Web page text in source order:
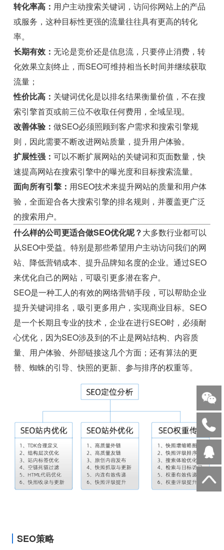
转化率高： 用户主动搜索关键词，访问你网站上的产品
或服务，这种目标性更强的流量往往具有更高的转化
率。
长期有效：无论是竞价还是信息流，只要停止消费，转
化效果立刻终止，而SEO可维持相当长时间并继续获取
流量；
性价比高： 关键词优化是以排名结果衡量价值，不在搜
索引擎首页或前三位不收取任何费用，全域呈现。
改善体验：做SEO必须照顾到客户需求和搜索引擎规
则，因此需要不断改进网站质量，提升用户体验。
扩展性强：可以不断扩展网站的关键词和页面数量，快
速提高网站在搜索引擎中的曝光度和目标搜索流量。
面向所有引擎： 用SEO技术来提升网站的质量和用户体
验，全面迎合各大搜索引擎的排名规则，并覆盖更广泛
的搜索用户。
什么样的公司更适合做SEO优化呢？大多数行业都可以
从SEO中受益。特别是那些希望用户主动访问我们的网
站、降低营销成本、提升品牌知名度的企业。通过SEO
来优化自己的网站，可吸引更多潜在客户。
SEO是一种工人的有效的网络营销手段，可以帮助企业
提升关键词排名，吸引更多用户，实现商业目标。SEO
是一个长期且专业的技术，企业在进行SEO时，必须耐
心优化，因为SEO涉及到的不止是网站结构、内容质
量、用户体验、外部链接这几个方面；还有算法的更
替、蜘蛛的引导、快照的更新、参与排序的权重等。
SEO策略